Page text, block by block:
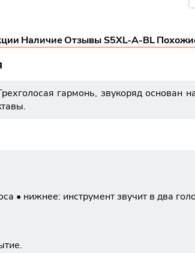
НаличиеОтзывы S5XL-A-BL
гармонь, звукоряд основан
• нижнее: инструмент звучит в два